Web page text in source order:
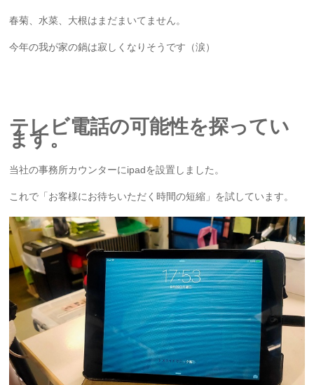
春菊、水菜、大根はまだまいてません。
今年の我が家の鍋は寂しくなりそうです（涙）
テレビ電話の可能性を探ってい
ます。
当社の事務所カウンターにipadを設置しました。
これで「お客様にお待ちいただく時間の短縮」を試しています。